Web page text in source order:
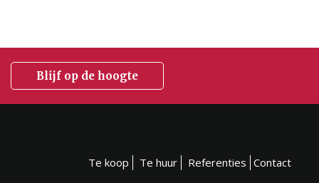
Blijf op de hoogte
Te koop Te huur Referenties Contact